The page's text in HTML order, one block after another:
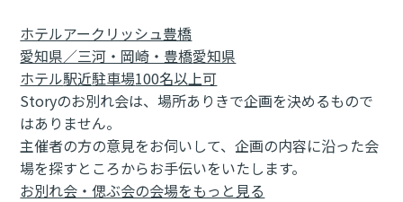
ホテルアークリッシュ豊橋
愛知県／三河・岡崎・豊橋愛知県
ホテル駅近駐車場100名以上可
Storyのお別れ会は、場所ありきで企画を決めるもので
はありません。
主催者の方の意見をお伺いして、企画の内容に沿った会
場を探すところからお手伝いをいたします。
お別れ会・偲ぶ会の会場をもっと見る